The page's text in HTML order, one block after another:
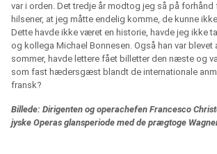
var i orden. Det tredje år modtog jeg så på forhånd
hilsener, at jeg måtte endelig komme, de kunne
Dette havde ikke været en historie, havde jeg ikke
og kollega Michael Bonnesen. Også han var
sommer, havde lettere fået billetter den næste og
som fast hædersgæst blandt de internationale
fransk?
Billede: Dirigenten og operachefen Francesco
jyske Operas glansperiode med de prægtoge